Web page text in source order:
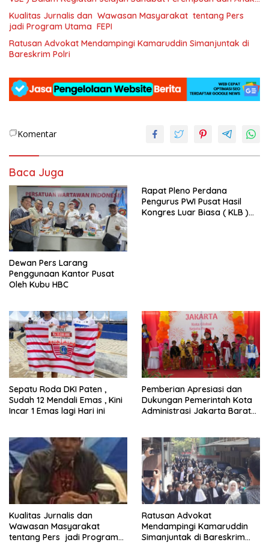
SAPA )
Kualitas Jurnalis dan Wawasan Masyarakat tentang Pers
jadi Program Utama FEPI
Ratusan Advokat Mendampingi Kamaruddin Simanjuntak di
Bareskrim Polri
Komentar
Baca Juga
Dewan Pers Larang
Penggunaan Kantor Pusat
Oleh Kubu HBC
Rapat Pleno Perdana
Pengurus PWI Pusat Hasil
Kongres Luar Biasa ( KLB )
Sepatu Roda DKI Paten ,
Sudah 12 Mendali Emas , Kini
Incar 1 Emas lagi Hari ini
Pemberian Apresiasi dan
Dukungan Pemerintah Kota
Administrasi Jakarta Barat
Jelajah Sahabat Perempuan
dan Anak ( SAPA )
Kualitas Jurnalis dan
Wawasan Masyarakat
tentang Pers jadi Program
Ratusan Advokat
Mendampingi Kamaruddin
Simanjuntak di Bareskrim